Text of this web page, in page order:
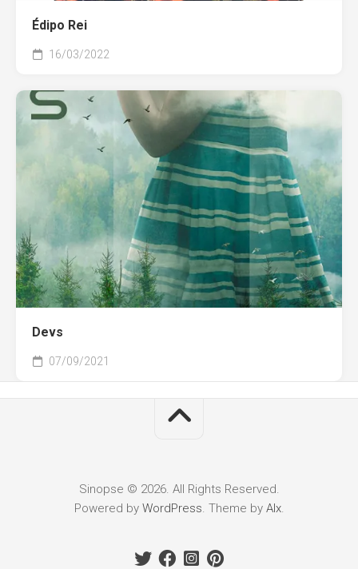
Édipo Rei
16/03/2022
Devs
07/09/2021
Sinopse © 2026. All Rights Reserved.
Powered by WordPress. Theme by Alx.